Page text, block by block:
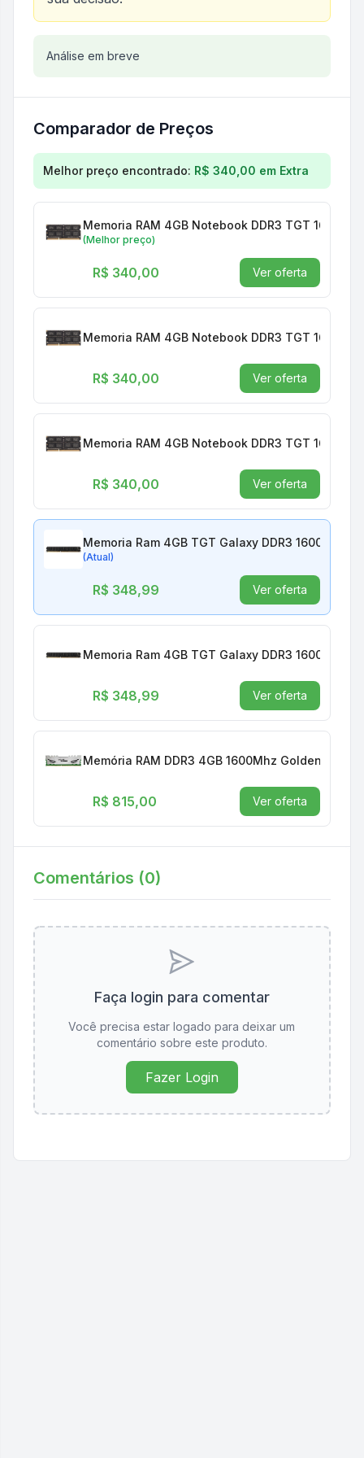
Análise do produto
Análise em breve
Comparador de Preços
Comparação de preços para Memoria Ram 4GB
Melhor preço encontrado: R$ 340,00 em Extra
Memoria RAM 4GB Notebook DDR3 TGT
(Melhor preço)
R$ 340,00 Ver oferta
Memoria RAM 4GB Notebook DDR3 TGT
R$ 340,00 Ver oferta
Memoria RAM 4GB Notebook DDR3 TGT
R$ 340,00 Ver oferta
Memoria Ram 4GB TGT Galaxy DDR3 1600Mhz
(Atual)
R$ 348,99 Ver oferta
Memoria Ram 4GB TGT Galaxy DDR3 1600Mhz
R$ 348,99 Ver oferta
Memória RAM DDR3 4GB 1600Mhz Golden
R$ 815,00 Ver oferta
Comentários (0)
Faça login para comentar
Você precisa estar logado para deixar um
comentário sobre este produto.
Fazer Login